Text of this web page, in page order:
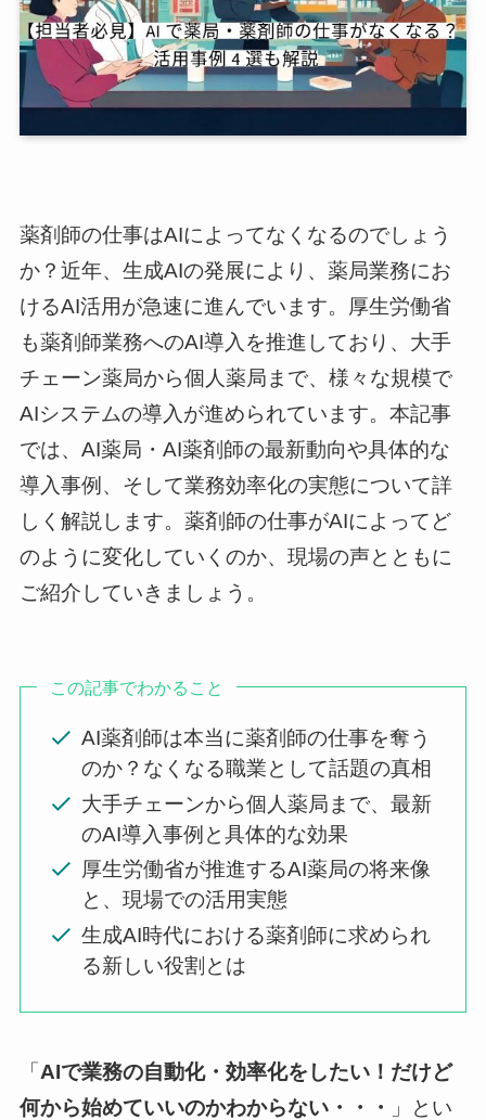
薬剤師の仕事はAIによってなくなるのでしょう
か？近年、生成AIの発展により、薬局業務にお
けるAI活用が急速に進んでいます。厚生労働省
も薬剤師業務へのAI導入を推進しており、大手
チェーン薬局から個人薬局まで、様々な規模で
AIシステムの導入が進められています。本記事
では、AI薬局・AI薬剤師の最新動向や具体的な
導入事例、そして業務効率化の実態について詳
しく解説します。薬剤師の仕事がAIによってど
のように変化していくのか、現場の声とともに
ご紹介していきましょう。
この記事でわかること
AI薬剤師は本当に薬剤師の仕事を奪う
のか？なくなる職業として話題の真相
大手チェーンから個人薬局まで、最新
のAI導入事例と具体的な効果
厚生労働省が推進するAI薬局の将来像
と、現場での活用実態
生成AI時代における薬剤師に求められ
る新しい役割とは
「AIで業務の自動化・効率化をしたい！だけど
何から始めていいのかわからない・・・
」とい